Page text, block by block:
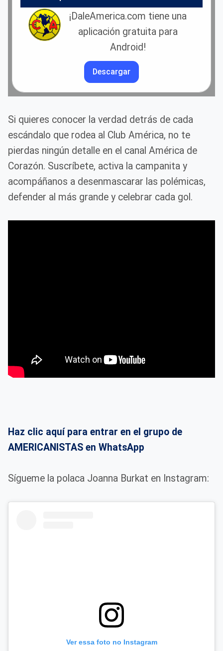
¡DaleAmerica.com tiene una
aplicación gratuita para
Android!
Descargar
Si quieres conocer la verdad detrás de cada
escándalo que rodea al Club América, no te
pierdas ningún detalle en el canal América de
Corazón. Suscríbete, activa la campanita y
acompáñanos a desenmascarar las polémicas,
defender al más grande y celebrar cada gol.
Haz clic aquí para entrar en el grupo de
AMERICANISTAS en WhatsApp
Sígueme la polaca Joanna Burkat en Instagram:
Ver essa foto no Instagram